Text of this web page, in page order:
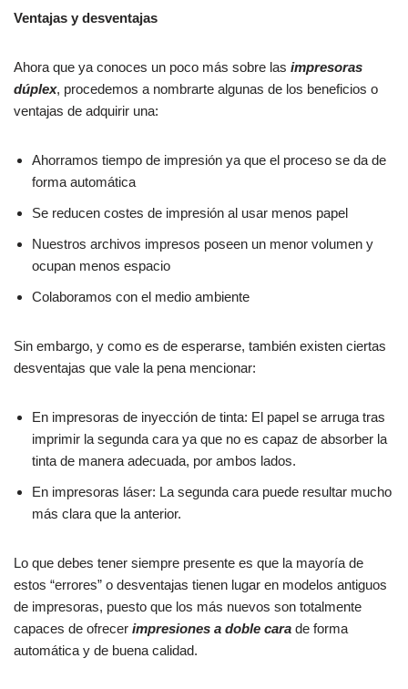
Ventajas y desventajas
Ahora que ya conoces un poco más sobre las impresoras
dúplex, procedemos a nombrarte algunas de los beneficios o
ventajas de adquirir una:
Ahorramos tiempo de impresión ya que el proceso se da de
forma automática
Se reducen costes de impresión al usar menos papel
Nuestros archivos impresos poseen un menor volumen y
ocupan menos espacio
Colaboramos con el medio ambiente
Sin embargo, y como es de esperarse, también existen ciertas
desventajas que vale la pena mencionar:
En impresoras de inyección de tinta: El papel se arruga tras
imprimir la segunda cara ya que no es capaz de absorber la
tinta de manera adecuada, por ambos lados.
En impresoras láser: La segunda cara puede resultar mucho
más clara que la anterior.
Lo que debes tener siempre presente es que la mayoría de
estos “errores” o desventajas tienen lugar en modelos antiguos
de impresoras, puesto que los más nuevos son totalmente
capaces de ofrecer impresiones a doble cara de forma
automática y de buena calidad.